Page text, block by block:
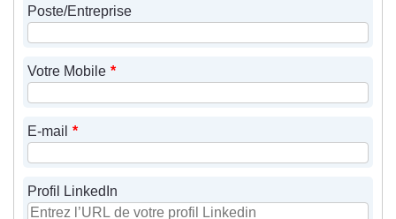
Poste/Entreprise
Votre Mobile *
E-mail *
Profil LinkedIn